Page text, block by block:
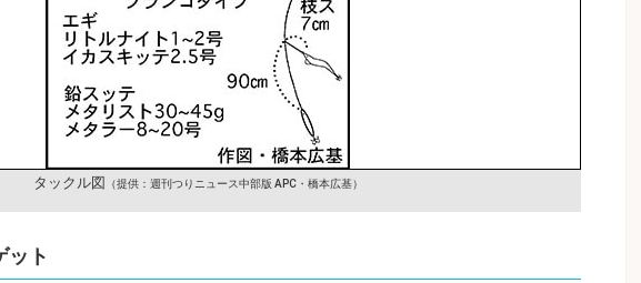
タックル図 （提供：週刊つりニュース中部版 APC・橋本広基）
ット